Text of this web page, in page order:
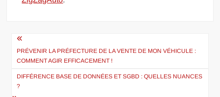
Navigation
de
l’article
PRÉVENIR LA PRÉFECTURE DE LA VENTE DE MON VÉHICULE :
COMMENT AGIR EFFICACEMENT !
DIFFÉRENCE BASE DE DONNÉES ET SGBD : QUELLES NUANCES
?